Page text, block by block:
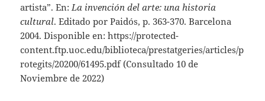
artista”. En:La invención del arte: una historia
cultural. Editado por Paidós, p. 363-370. Barcelona
2004. Disponible en: https://protected-
content.ftp.uoc.edu/biblioteca/prestatgeries/articles/p
rotegits/20200/61495.pdf (Consultado 10 de
Noviembre de 2022)